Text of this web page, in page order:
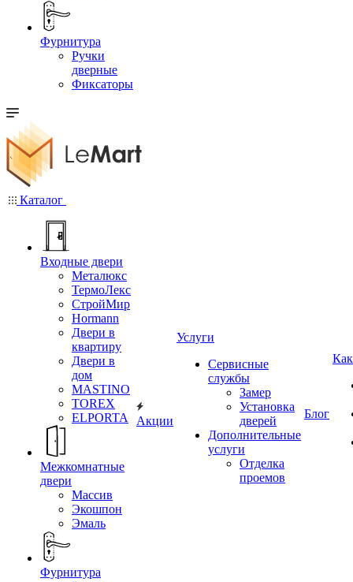
Фурнитура
Ручки
дверные
Фиксаторы
Каталог
Входные двери
Металюкс
ТермоЛекс
СтройМир
Hormann
Двери в
квартиру
Двери в
дом
MASTINO
TOREX
ELPORTA
Межкомнатные
двери
Массив
Экошпон
Эмаль
Фурнитура
Акции
Услуги
Сервисные
службы
Замер
Установка
дверей
Дополнительные
услуги
Отделка
проемов
Блог